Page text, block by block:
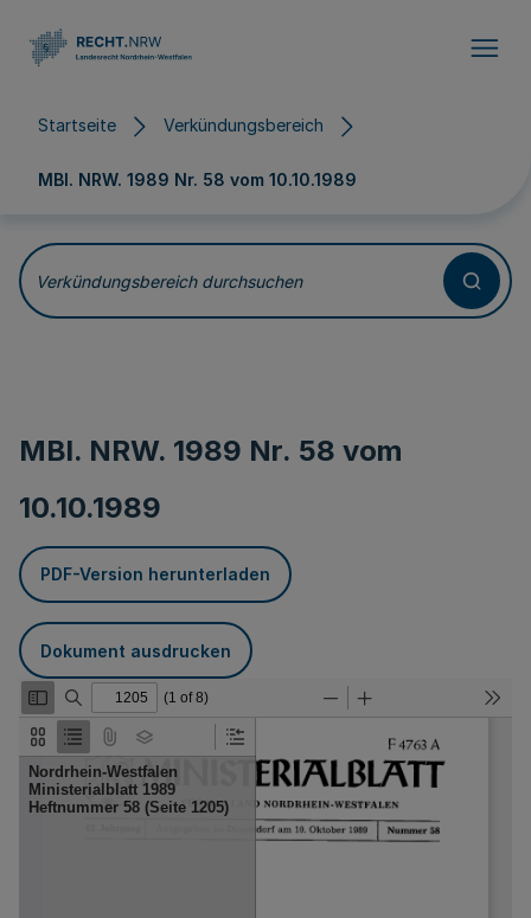
Startseite Verkündungsbereich
MBl. NRW. 1989 Nr. 58 vom 10.10.1989
Verkündungsbereich durchsuchen
MBl. NRW. 1989 Nr. 58 vom
10.10.1989
PDF-Version herunterladen
Dokument ausdrucken